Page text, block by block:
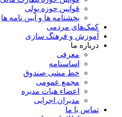
قوانین حوزه پولی
بخشنامه ها و آیین نامه ها
کمک‌های مردمی
آموزش و فرهنگ سازی
درباره ما
معرفی
اساسنامه
خط مشی صندوق
مجمع عمومی
اعضاء هیات مدیره
مدیران اجرایی
تماس با ما